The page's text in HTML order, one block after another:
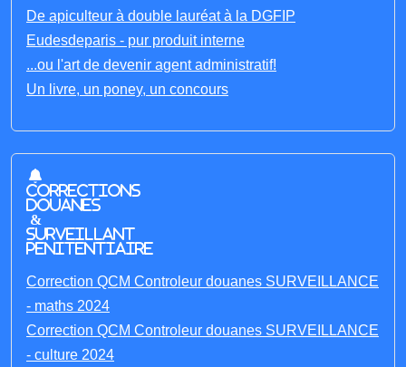
De apiculteur à double lauréat à la DGFIP
Eudesdeparis - pur produit interne
...ou l'art de devenir agent administratif!
Un livre, un poney, un concours
Corrections
Douanes
&
Surveillant
penitentiaire
Correction QCM Controleur douanes SURVEILLANCE
- maths 2024
Correction QCM Controleur douanes SURVEILLANCE
- culture 2024